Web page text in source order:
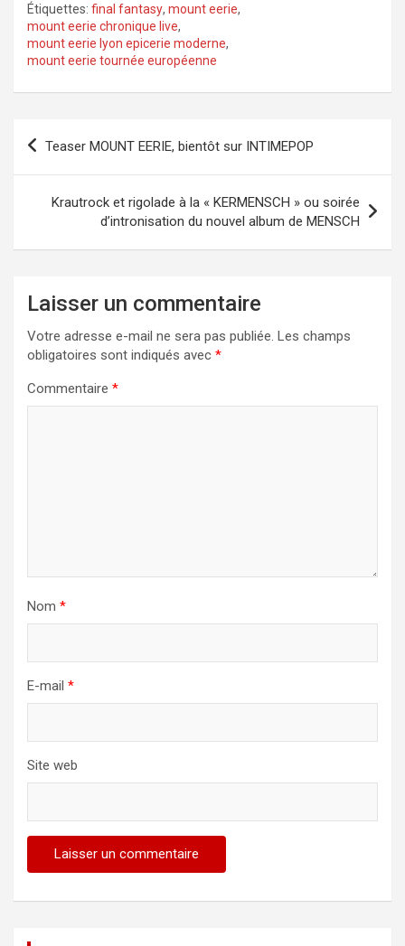
Étiquettes: final fantasy, mount eerie,
mount eerie chronique live,
mount eerie lyon epicerie moderne,
mount eerie tournée européenne
Navigation
Teaser MOUNT EERIE, bientôt sur INTIMEPOP
Krautrock et rigolade à la « KERMENSCH » ou soirée
d’intronisation du nouvel album de MENSCH
Laisser un commentaire
Votre adresse e-mail ne sera pas publiée. Les champs
obligatoires sont indiqués avec *
Commentaire *
Nom *
E-mail *
Site web